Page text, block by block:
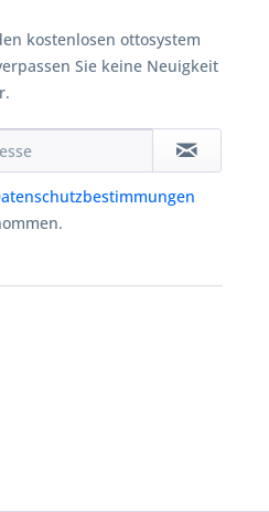
kostenlosen ottosystem
Sie keine Neuigkeit